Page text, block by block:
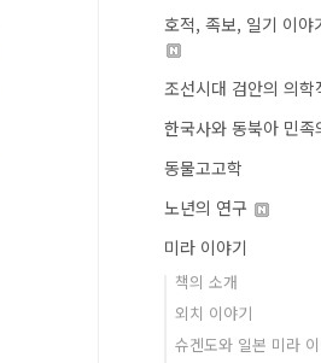
호적, 족보, 일기 이야
조선시대 검안의 의학
한국사와 동북아 민족
동물고고학
노년의 연구
미라 이야기
책의 소개
외치 이야기
슈겐도와 일본 미라